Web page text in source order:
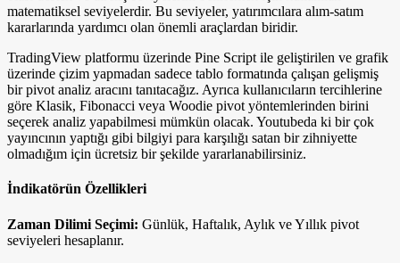
matematiksel seviyelerdir. Bu seviyeler, yatırımcılara alım-satım
kararlarında yardımcı olan önemli araçlardan biridir.
TradingView platformu üzerinde Pine Script ile geliştirilen ve grafik
üzerinde çizim yapmadan sadece tablo formatında çalışan gelişmiş
bir pivot analiz aracını tanıtacağız. Ayrıca kullanıcıların tercihlerine
göre Klasik, Fibonacci veya Woodie pivot yöntemlerinden birini
seçerek analiz yapabilmesi mümkün olacak. Youtubeda ki bir çok
yayıncının yaptığı gibi bilgiyi para karşılığı satan bir zihniyette
olmadığım için ücretsiz bir şekilde yararlanabilirsiniz.
İndikatörün Özellikleri
Zaman Dilimi Seçimi: Günlük, Haftalık, Aylık ve Yıllık pivot
seviyeleri hesaplanır.